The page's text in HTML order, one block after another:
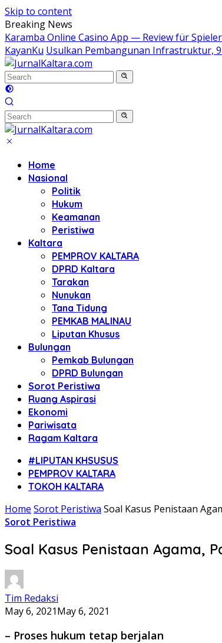
Skip to content
Breaking News
Karamba Online Casino App — Review für
KayanKu Usulkan Pembangunan Infrastruktur,
Home
Nasional
Politik
Hukum
Keamanan
Peristiwa
Kaltara
PEMPROV KALTARA
DPRD Kaltara
Tarakan
Nunukan
Tana Tidung
PEMKAB MALINAU
Liputan Khusus
Bulungan
Pemkab Bulungan
DPRD Bulungan
Sorot Peristiwa
Ruang Aspirasi
Ekonomi
Pariwisata
Ragam Kaltara
#LIPUTAN KHSUSUS
PEMPROV KALTARA
TOKOH KALTARA
Home Sorot Peristiwa Soal Kasus Penistaan
Sorot Peristiwa
Soal Kasus Penistaan Agama,
Tim Redaksi
May 6, 2021May 6, 2021
– Proses hukum tetap berjalan